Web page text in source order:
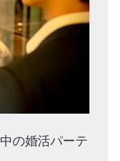
の婚活パーテ